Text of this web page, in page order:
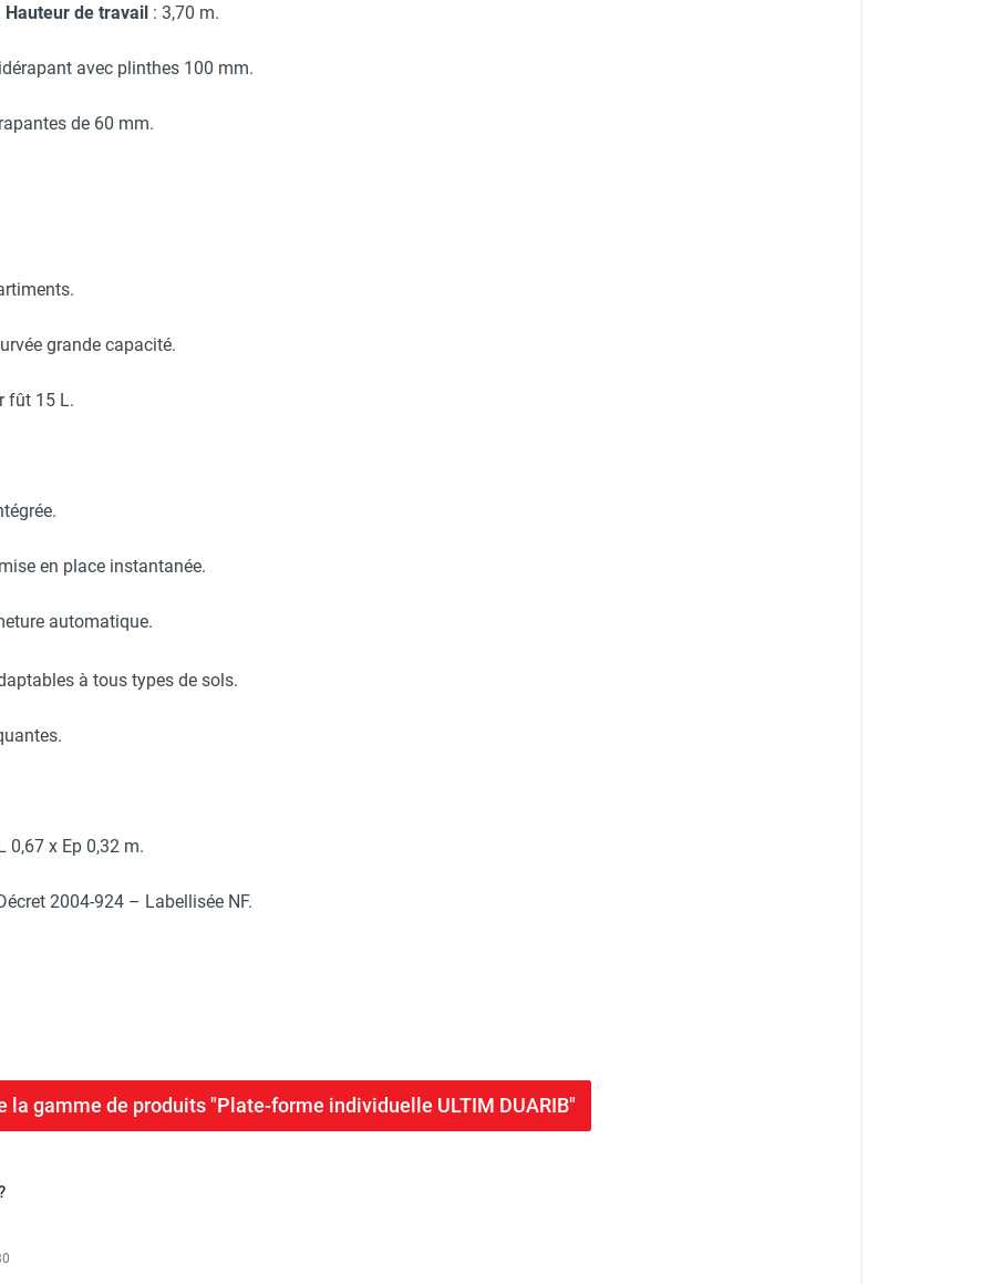
Hauteur de travail : 3,70 m.
avec plinthes 100 mm.
de 60 mm.
grande capacité.
fût 15 L.
en place instantanée.
automatique.
à tous types de sols.
0,67 x Ep 0,32 m.
2004-924 – Labellisée NF.
la gamme de produits "Plate-forme individuelle ULTIM DUARIB"